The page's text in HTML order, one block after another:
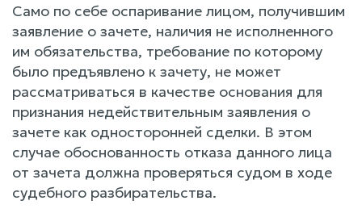
Само по себе оспаривание лицом, получившим
заявление о зачете, наличия не исполненного
им обязательства, требование по которому
было предъявлено к зачету, не может
рассматриваться в качестве основания для
признания недействительным заявления о
зачете как односторонней сделки. В этом
случае обоснованность отказа данного лица
от зачета должна проверяться судом в ходе
судебного разбирательства.